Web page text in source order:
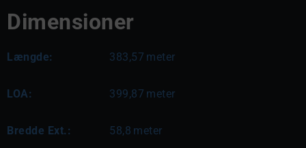
Dimensioner
Længde: 383,57 meter
LOA: 399,87 meter
Bredde Ext.: 58,8 meter